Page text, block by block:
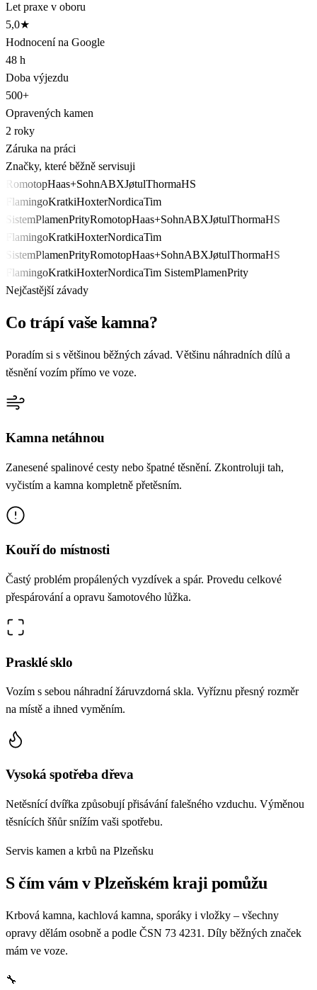
Let praxe v oboru
5,0★
Hodnocení na Google
48 h
Doba výjezdu
500+
Opravených kamen
2 roky
Záruka na práci
Značky, které běžně servisuji
RomotopHaas+SohnABXJøtulThormaHS
FlamingoKratkiHoxterNordicaTim
SistemPlamenPrityRomotopHaas+SohnABXJøtulThormaHS
FlamingoKratkiHoxterNordicaTim
SistemPlamenPrityRomotopHaas+SohnABXJøtulThormaHS
FlamingoKratkiHoxterNordicaTim SistemPlamenPrity
Nejčastější závady
Co trápí vaše kamna?
Poradím si s většinou běžných závad. Většinu náhradních dílů a
těsnění vozím přímo ve voze.
Kamna netáhnou
Zanesené spalinové cesty nebo špatné těsnění. Zkontroluji tah,
vyčistím a kamna kompletně přetěsním.
Kouří do místnosti
Častý problém propálených vyzdívek a spár. Provedu celkové
přespárování a opravu šamotového lůžka.
Prasklé sklo
Vozím s sebou náhradní žáruvzdorná skla. Vyříznu přesný rozměr
na místě a ihned vyměním.
Vysoká spotřeba dřeva
Netěsnící dvířka způsobují přisávání falešného vzduchu. Výměnou
těsnících šňůr snížím vaši spotřebu.
Servis kamen a krbů na Plzeňsku
S čím vám v Plzeňském kraji pomůžu
Krbová kamna, kachlová kamna, sporáky i vložky – všechny
opravy dělám osobně a podle ČSN 73 4231. Díly běžných značek
mám ve voze.
🔧